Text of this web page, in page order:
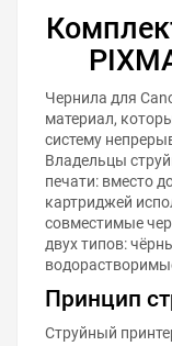
Чернила для
материал,
систему
Владельцы
печати: вместо
картриджей
совместимые
двух типов:
Принцип
Струйный